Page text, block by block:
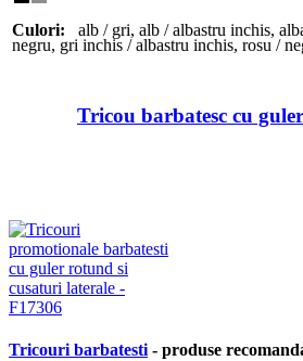
Culori: alb / gri, alb / albastru inchis,
negru, gri inchis / albastru inchis, rosu /
Tricou barbatesc cu
Tricouri barbatesti - produse